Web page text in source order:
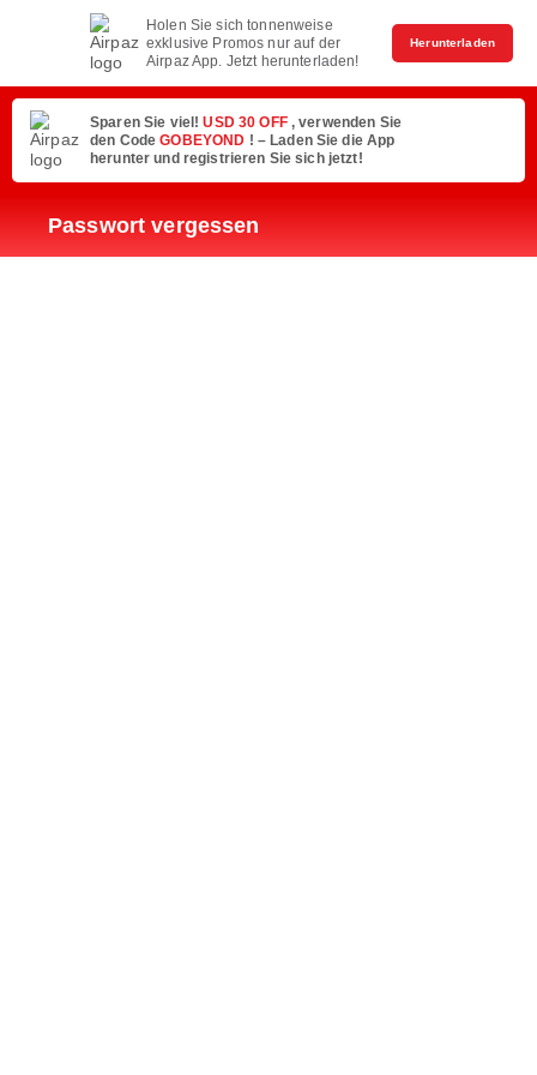
Holen Sie sich tonnenweise
exklusive Promos nur auf der
Airpaz App. Jetzt herunterladen!
Herunterladen
Sparen Sie viel!USD 30 OFF , verwenden Sie
den CodeGOBEYOND ! – Laden Sie die App
herunter und registrieren Sie sich jetzt!
Passwort vergessen